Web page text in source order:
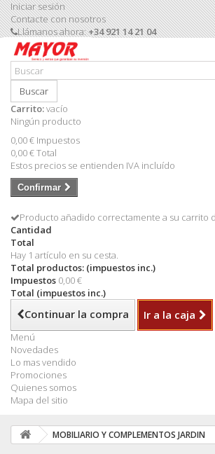
Iniciar sesión
Contacte con nosotros
Llámanos ahora:+34 921 14 21 04
Buscar
Carrito:vacío
Ningún producto
0,00 € Impuestos
0,00 €Total
Estos precios se entienden IVA incluído
Confirmar
Producto añadido correctamente a su carrito
Cantidad
Total
Hay 1 artículo en su cesta.
Total productos: (impuestos inc.)
Impuestos 0,00 €
Total (impuestos inc.)
Continuar la compra Ir a la caja
Menú
Novedades
Lo mas vendido
Promociones
Quienes somos
Mapa del sitio
MOBILIARIO Y COMPLEMENTOS JARDIN